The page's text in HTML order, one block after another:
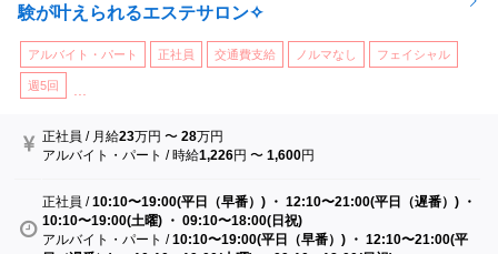
験が叶えられるエステサロン✧
アルバイト・パート 正社員 交通費支給 ノルマなし フェイシャル
週5回
正社員 / 月給23万円 〜28万円
アルバイト・パート /時給1,226円 〜1,600円
正社員 /10:10〜19:00(平日（早番）) ・ 12:10〜21:00(平日（遅番）) ・
10:10〜19:00(土曜) ・ 09:10〜18:00(日祝)
アルバイト・パート /10:10〜19:00(平日（早番）) ・ 12:10〜21:00(平